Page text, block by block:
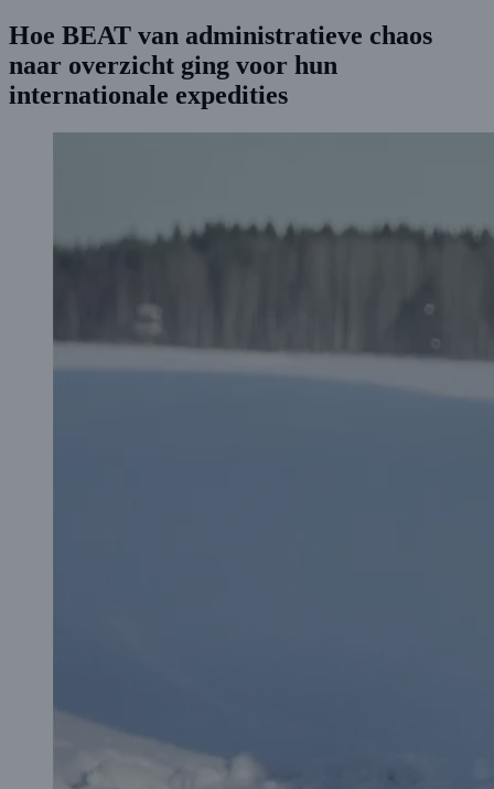
Hoe BEAT van administratieve chaos
naar overzicht ging voor hun
internationale expedities